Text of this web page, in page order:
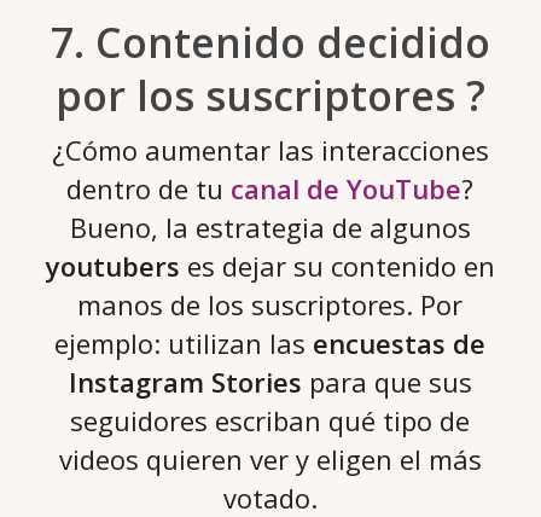
7. Contenido decidido
por los suscriptores ?
¿Cómo aumentar las interacciones
dentro de tu canal de YouTube?
Bueno, la estrategia de algunos
youtubers es dejar su contenido en
manos de los suscriptores. Por
ejemplo: utilizan las encuestas de
Instagram Stories para que sus
seguidores escriban qué tipo de
videos quieren ver y eligen el más
votado.